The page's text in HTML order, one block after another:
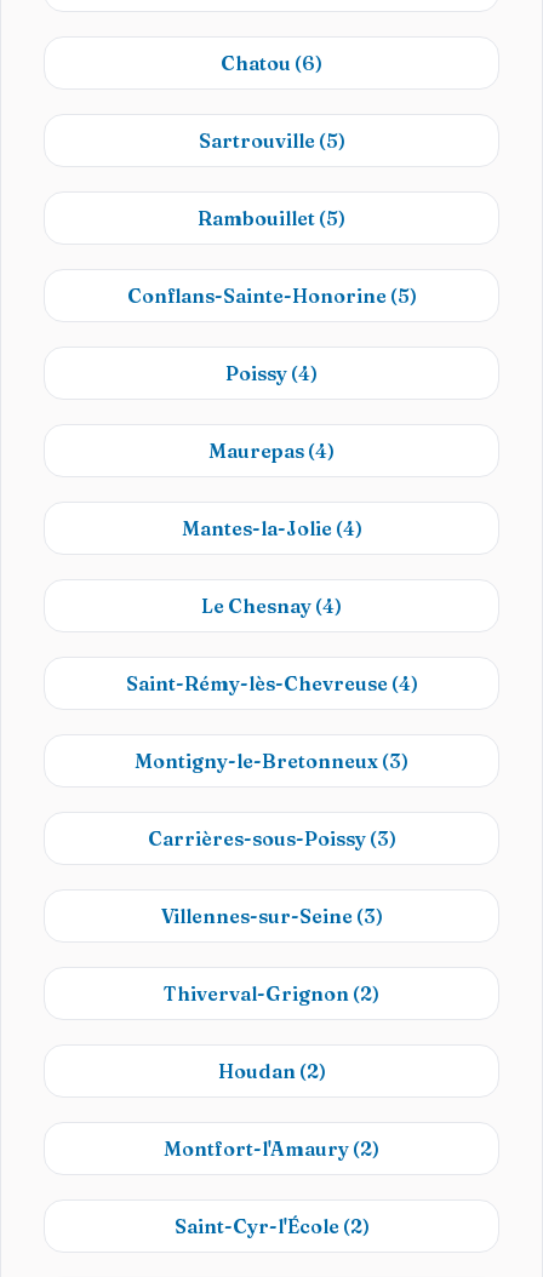
Chatou (6)
Sartrouville (5)
Rambouillet (5)
Conflans-Sainte-Honorine (5)
Poissy (4)
Maurepas (4)
Mantes-la-Jolie (4)
Le Chesnay (4)
Saint-Rémy-lès-Chevreuse (4)
Montigny-le-Bretonneux (3)
Carrières-sous-Poissy (3)
Villennes-sur-Seine (3)
Thiverval-Grignon (2)
Houdan (2)
Montfort-l'Amaury (2)
Saint-Cyr-l'École (2)